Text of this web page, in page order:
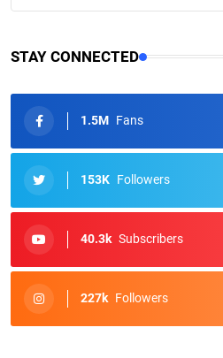
STAY CONNECTED
1.5M Fans
153K Followers
40.3k Subscribers
227k Followers